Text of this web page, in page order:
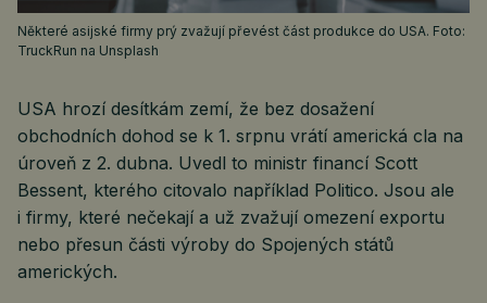
Některé asijské firmy prý zvažují převést část produkce do USA. Foto:
TruckRun na Unsplash
USA hrozí desítkám zemí, že bez dosažení
obchodních dohod se k 1. srpnu vrátí americká cla na
úroveň z 2. dubna. Uvedl to ministr financí Scott
Bessent, kterého citovalo například Politico. Jsou ale
i firmy, které nečekají a už zvažují omezení exportu
nebo přesun části výroby do Spojených států
amerických.